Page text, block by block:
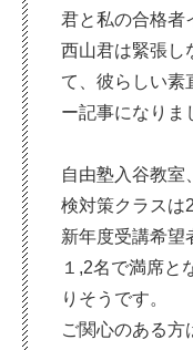
君と私の合格者
西山君は緊張し
て、彼らしい素
ー記事になりま
自由塾入谷教室
検対策クラスは
新年度受講希望
１,2名で満席と
りそうです。
ご関心のある方